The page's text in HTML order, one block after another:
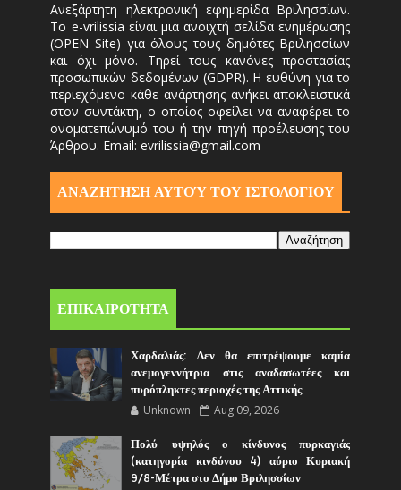
Ανεξάρτητη ηλεκτρονική εφημερίδα Βριλησσίων.
Το e-vrilissia είναι μια ανοιχτή σελίδα ενημέρωσης
(OPEN Site) για όλους τους δημότες Βριλησσίων
και όχι μόνο. Τηρεί τους κανόνες προστασίας
προσωπικών δεδομένων (GDPR). Η ευθύνη για το
περιεχόμενο κάθε ανάρτησης ανήκει αποκλειστικά
στον συντάκτη, ο οποίος οφείλει να αναφέρει το
ονοματεπώνυμό του ή την πηγή προέλευσης του
Άρθρου. Email: evrilissia@gmail.com
ΑΝΑΖΗΤΗΣΗ ΑΥΤΟΎ ΤΟΥ ΙΣΤΟΛΟΓΙΟΥ
ΕΠΙΚΑΙΡΟΤΗΤΑ
Χαρδαλιάς: Δεν θα επιτρέψουμε καμία
ανεμογεννήτρια στις αναδασωτέες και
πυρόπληκτες περιοχές της Αττικής
Unknown Aug 09, 2026
Πολύ υψηλός ο κίνδυνος πυρκαγιάς
(κατηγορία κινδύνου 4) αύριο Κυριακή
9/8-Μέτρα στο Δήμο Βριλησσίων